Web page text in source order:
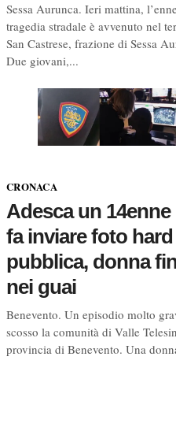
Sessa Aurunca. Ieri mattina,
tragedia stradale è avvenuto nel
San Castrese, frazione di Sessa
Due giovani,...
CRONACA
Adesca un 14enne
fa inviare foto hard
pubblica, donna
nei guai
Benevento. Un episodio molto
scosso la comunità di Valle
provincia di Benevento. Una